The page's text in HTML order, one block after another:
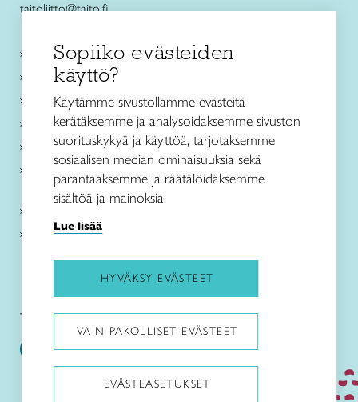
taitoliitto@taito.fi
Käsityökurssit ja koulutus
Ajankohtaista
Käsityöohjeet
Me olemme Taito
Paikallinen toiminta
Verkkokaupat
Kirjaudu Arviin
Kirjaudu Taitocampukseen
Taitoliitto: Taito-lehti:
Sopiiko evästeiden
käyttö?
Käytämme sivustollamme evästeitä
kerätäksemme ja analysoidaksemme sivuston
suorituskykyä ja käyttöä, tarjotaksemme
sosiaalisen median ominaisuuksia sekä
parantaaksemme ja räätälöidäksemme
sisältöä ja mainoksia.
Lue lisää
HYVÄKSY EVÄSTEET
VAIN PAKOLLISET EVÄSTEET
EVÄSTEASETUKSET